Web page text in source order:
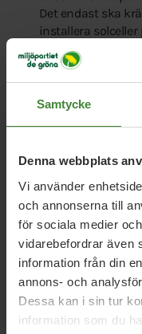
Samtycke
Denna webbplats
Vi använder
och annonserna till
för sociala medier
vidarebefordrar även
information från din
annons- och
Dessa kan i sin tur
information som du
Det endast ska
installera
Främja
bibliotek,
med ett fossilfritt
Det kommunala
tillgång till
boende.
Främja etablering
Utveckla
av cykelvägar,